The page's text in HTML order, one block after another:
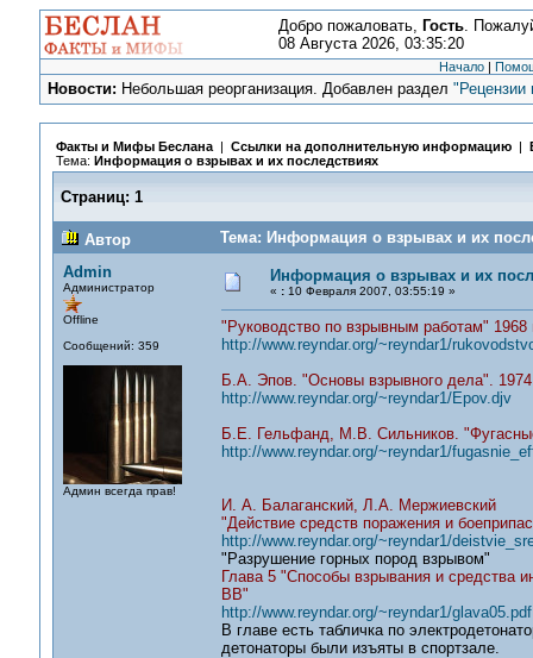
Добро пожаловать, Гость.
08 Августа 2026, 03:35:20
Начало |
Новости: Небольшая реорганизация. Добавлен раздел"Рецензии
Факты и Мифы Беслана| Ссылки на дополнительную информацию|
Тема: Информация о взрывах и их последствиях
Страниц: 1
Автор
Тема: Информация о взрывах и их
Admin
Администратор
Offline
Сообщений: 359
Админ всегда прав!
Информация о взрывах и их
« :10 Февраля 2007, 03:55:19 »
"Руководство по взрывным работам"
http://www.reyndar.org/~reyndar1/
Б.А. Эпов. "Основы взрывного дела".
http://www.reyndar.org/~reyndar1/Epov.djv
Б.Е. Гельфанд, М.В. Сильников.
http://www.reyndar.org/~reyndar1/
И. А. Балаганский, Л.А. Мержиевский
"Действие средств поражения и
http://www.reyndar.org/~reyndar1/
"Разрушение горных пород взрывом"
Глава 5 "Способы взрывания и средства
ВВ"
http://www.reyndar.org/~reyndar1/glava05.pdf
В главе есть табличка по
детонаторы были изъяты в спортзале.